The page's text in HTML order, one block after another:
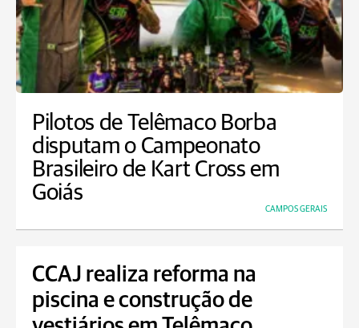
Pilotos de Telêmaco Borba
disputam o Campeonato
Brasileiro de Kart Cross em
Goiás
CAMPOS GERAIS
CCAJ realiza reforma na
piscina e construção de